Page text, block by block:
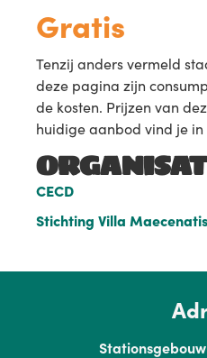
Gratis
Tenzij anders vermeld
deze pagina zijn
de kosten. Prijzen van
huidige aanbod vind je in
CECD
Stichting Villa Maecenatis